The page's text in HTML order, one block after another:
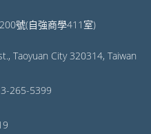
號(自強商學411室)
Taoyuan City 320314, Taiwan
265-5399